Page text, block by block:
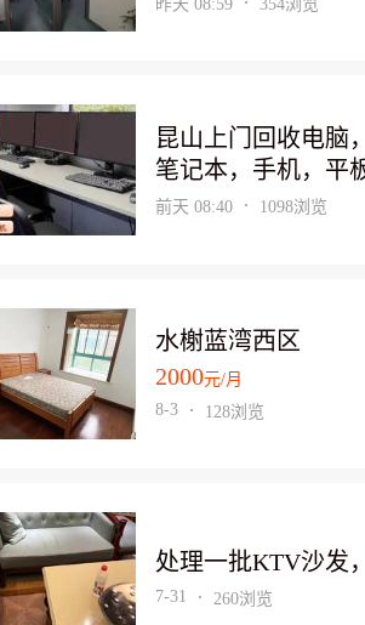
快递公司废旧电
析仪，回收频谱分
色彩分析仪，回收
高价回收：各种品
头，回收尼康镜头
22mm,12-24mm,17-
,18-135mm镜头等
迎介绍：可以拿提
我很直接-希望合
昨天 08:59
354浏览
昆山上门回收电脑
笔记本，手机，平
机，大疆无人机 天
收电脑-服务器-单
戏电脑、库存电脑
器，废旧服务器，
硬盘CPU。 3：单
卡腾龙适马相机、
神器、美图手机 4
回收仪器，回收网
仪，回收万用表，
谱分析仪,回收仪
前天 08:40 1098浏览
水榭蓝湾西区
2000元/月
8-3
128浏览
处理一批KTV沙发
7-31 260浏览